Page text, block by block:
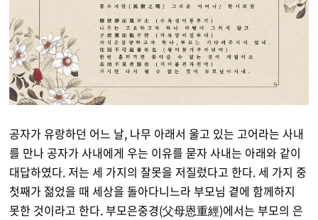
공자가 유랑하던 어느 날, 나무 아래서 울고 있는 고어라는 사내
를 만나 공자가 사내에게 우는 이유를 묻자 사내는 아래와 같이
대답하였다. 저는 세 가지의 잘못을 저질렀다고 한다. 세 가지 중
첫째가 젊었을 때 세상을 돌아다니느라 부모님 곁에 함께하지
못한 것이라고 한다. 부모은중경(父母恩重經)에서는 부모의 은